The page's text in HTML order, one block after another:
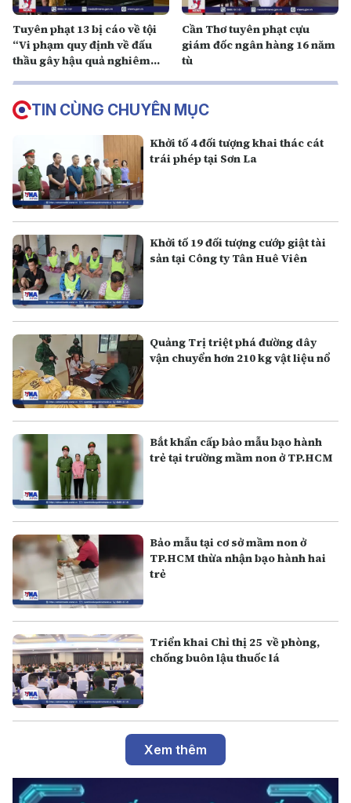
Tuyên phạt 13 bị cáo về tội
“Vi phạm quy định về đấu
thầu gây hậu quả nghiêm
Cần Thơ tuyên phạt cựu
giám đốc ngân hàng 16 năm
tù
TIN CÙNG CHUYÊN MỤC
Khởi tố 4 đối tượng khai thác cát
trái phép tại Sơn La
Khởi tố 19 đối tượng cướp giật tài
sản tại Công ty Tân Huê Viên
Quảng Trị triệt phá đường dây
vận chuyển hơn 210 kg vật liệu nổ
Bắt khẩn cấp bảo mẫu bạo hành
trẻ tại trường mầm non ở TP.HCM
Bảo mẫu tại cơ sở mầm non ở
TP.HCM thừa nhận bạo hành hai
trẻ
Triển khai Chỉ thị 25 về phòng,
chống buôn lậu thuốc lá
Xem thêm